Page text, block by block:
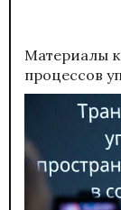
Материалы
процессов